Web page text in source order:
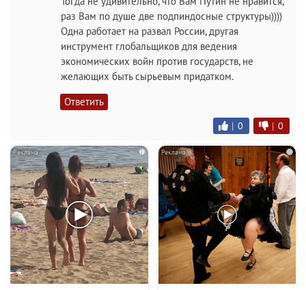
раз Вам по душе две подпиндосные структуры))))
Одна работает на развал России, другая
инструмент глобальщиков для ведения
экономических войн против государств, не
желающих быть сырьевым придатком.
Ответить
| 0 | 0
i i